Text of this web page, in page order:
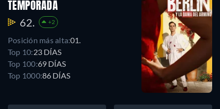
TEMPORADA
62. +2
Posición más alta:01.
Top 10:23 DÍAS
Top 100:69 DÍAS
Top 1000:86 DÍAS